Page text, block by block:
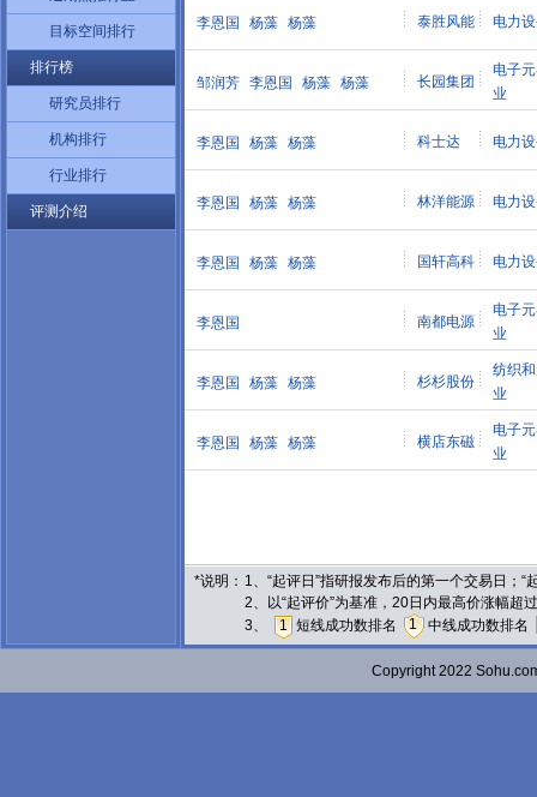
目标空间排行
排行榜
研究员排行
机构排行
行业排行
评测介绍
李恩国 杨藻 杨藻 泰胜风能 电力
邹润芳 李恩国 杨藻 杨藻 长园集团
电子
业
李恩国 杨藻 杨藻 科士达 电力
李恩国 杨藻 杨藻 林洋能源 电力
李恩国 杨藻 杨藻 国轩高科 电力
李恩国 南都电源
电子
业
李恩国 杨藻 杨藻 杉杉股份
纺织
业
李恩国 杨藻 杨藻 横店东磁
电子
业
*说明： 1、“起评日”指研报发布后的第一个交易日；
2、以“起评价”为基准，20日内最高价涨幅
3、
1 短线成功数排名 1 中线成功数排名
Copyright 2022